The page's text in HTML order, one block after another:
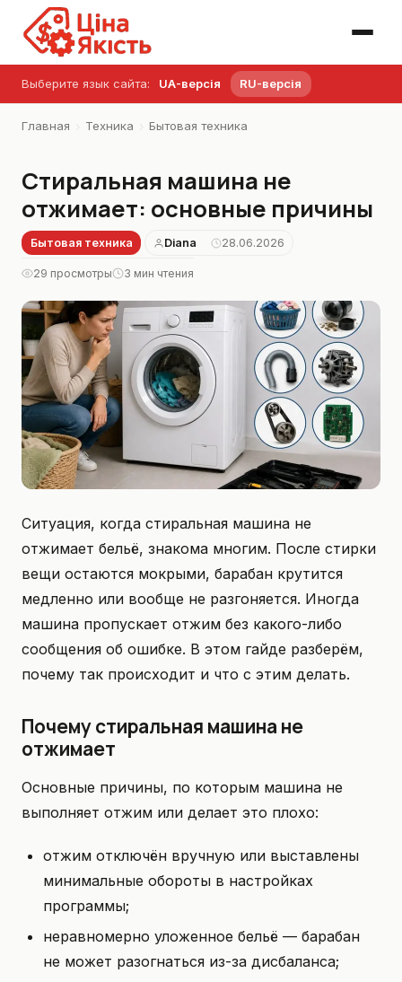
Выберите язык сайта: UA-версія RU-версія
Главная Техника Бытовая техника
Стиральная машина не
отжимает: основные причины
Бытовая техника Diana 28.06.2026
29 просмотры 3 мин чтения
Ситуация, когда стиральная машина не
отжимает бельё, знакома многим. После стирки
вещи остаются мокрыми, барабан крутится
медленно или вообще не разгоняется. Иногда
машина пропускает отжим без какого-либо
сообщения об ошибке. В этом гайде разберём,
почему так происходит и что с этим делать.
Почему стиральная машина не
отжимает
Основные причины, по которым машина не
выполняет отжим или делает это плохо:
отжим отключён вручную или выставлены
минимальные обороты в настройках
программы;
неравномерно уложенное бельё — барабан
не может разогнаться из-за дисбаланса;